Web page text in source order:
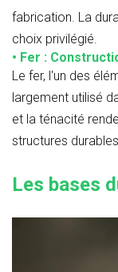
fabrication. La
choix privilégié.
• Fer :
Le fer, l'un des
largement utilisé
et la ténacité
structures
Les bases